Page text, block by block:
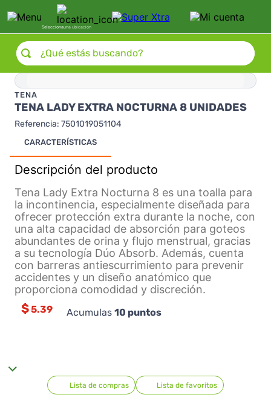
Seleccionauna ubicación
¿Qué estás buscando?
TENA
TENA LADY EXTRA NOCTURNA 8 UNIDADES
Referencia: 7501019051104
CARACTERÍSTICAS
Descripción del producto
Tena Lady Extra Nocturna 8 es una toalla para
la incontinencia, especialmente diseñada para
ofrecer protección extra durante la noche, con
una alta capacidad de absorción para goteos
abundantes de orina y flujo menstrual, gracias
a su tecnología Dúo Absorb. Además, cuenta
con barreras antiescurrimiento para prevenir
accidentes y un diseño anatómico que
proporciona comodidad y discreción.
$5.39 Acumulas 10 puntos
Lista de compras Lista de favoritos